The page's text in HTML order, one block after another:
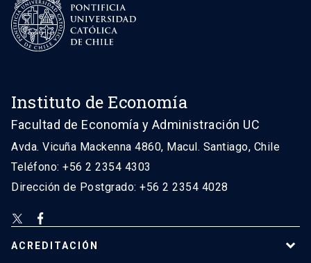
Instituto de Economía
Facultad de Economía y Administración UC
Avda. Vicuña Mackenna 4860, Macul. Santiago, Chile
Teléfono: +56 2 2354 4303
Dirección de Postgrado: +56 2 2354 4028
ACREDITACIÓN